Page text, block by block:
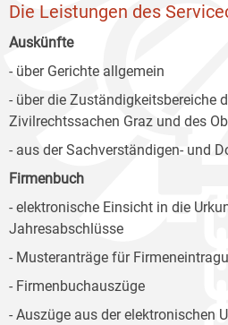
Die Leistungen des
Auskünfte
- über Gerichte allgemein
- über die Zuständigkeitsbereiche
Zivilrechtssachen Graz und des
- aus der Sachverständigen- und
Firmenbuch
- elektronische Einsicht in die
Jahresabschlüsse
- Musteranträge für
- Firmenbuchauszüge
- Auszüge aus der elektronischen